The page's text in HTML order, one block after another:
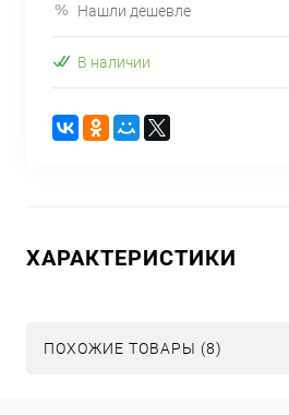
Нашли дешевле
В наличии
ХАРАКТЕРИСТИКИ
ПОХОЖИЕ ТОВАРЫ (8)